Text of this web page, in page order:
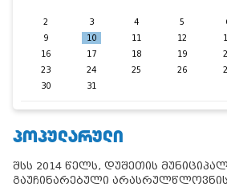
2
3 4 5
9
10 11 12
16
17 18 19
23
24 25 26
30
31
ᲞᲝᲞᲣᲚᲐᲠᲣᲚᲘ
შსს 2014 წელს, დუშეთის
გაუჩინარებული